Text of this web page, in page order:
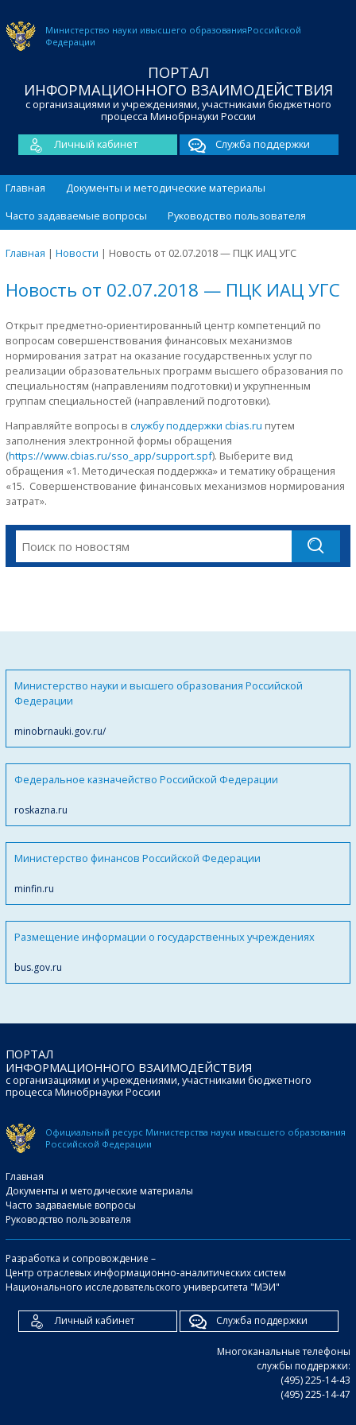
Министерство науки ивысшего образованияРоссийской
Федерации
ПОРТАЛ
ИНФОРМАЦИОННОГО ВЗАИМОДЕЙСТВИЯ
с организациями и учреждениями, участниками бюджетного
процесса Минобрнауки России
Личный кабинет
Служба поддержки
Главная
Документы и методические материалы
Часто задаваемые вопросы
Руководство пользователя
Главная | Новости | Новость от 02.07.2018 — ПЦК ИАЦ УГС
Новость от 02.07.2018 — ПЦК ИАЦ УГС
Открыт предметно-ориентированный центр компетенций по
вопросам совершенствования финансовых механизмов
нормирования затрат на оказание государственных услуг по
реализации образовательных программ высшего образования по
специальностям (направлениям подготовки) и укрупненным
группам специальностей (направлений подготовки).
Направляйте вопросы в службу поддержки cbias.ru путем
заполнения электронной формы обращения
(https://www.cbias.ru/sso_app/support.spf). Выберите вид
обращения «1. Методическая поддержка» и тематику обращения
«15. Совершенствование финансовых механизмов нормирования
затрат».
Министерство науки и высшего образования Российской
Федерации
minobrnauki.gov.ru/
Федеральное казначейство Российской Федерации
roskazna.ru
Министерство финансов Российской Федерации
minfin.ru
Размещение информации о государственных учреждениях
bus.gov.ru
ПОРТАЛ
ИНФОРМАЦИОННОГО ВЗАИМОДЕЙСТВИЯ
с организациями и учреждениями, участниками бюджетного
процесса Минобрнауки России
Официальный ресурс Министерства науки ивысшего образования
Российской Федерации
Главная
Документы и методические материалы
Часто задаваемые вопросы
Руководство пользователя
Разработка и сопровождение –
Центр отраслевых информационно-аналитических систем
Национального исследовательского университета "МЭИ"
Личный кабинет Служба поддержки
Многоканальные телефоны
службы поддержки:
(495) 225-14-43
(495) 225-14-47